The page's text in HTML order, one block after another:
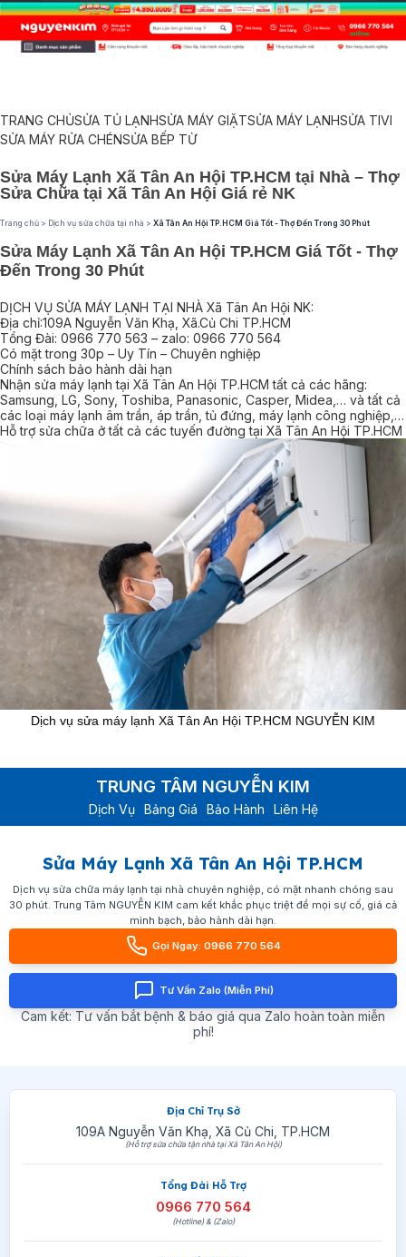
TRANG CHỦSỬA TỦ LẠNHSỬA MÁY GIẶTSỬA MÁY LẠNHSỬA TIVI
SỬA MÁY RỬA CHÉNSỬA BẾP TỪ
Sửa Máy Lạnh Xã Tân An Hội TP.HCM tại Nhà – Thợ
Sửa Chữa tại Xã Tân An Hội Giá rẻ NK
Trang chủ > Dịch vụ sửa chữa tại nhà > Xã Tân An Hội TP.HCM Giá Tốt - Thợ Đến Trong 30 Phút
Sửa Máy Lạnh Xã Tân An Hội TP.HCM Giá Tốt - Thợ
Đến Trong 30 Phút
DỊCH VỤ SỬA MÁY LẠNH TẠI NHÀ Xã Tân An Hội NK:
Địa chỉ:109A Nguyễn Văn Khạ, Xã.Củ Chi TP.HCM
Tổng Đài: 0966 770 563 – zalo: 0966 770 564
Có mặt trong 30p – Uy Tín – Chuyên nghiệp
Chính sách bảo hành dài hạn
Nhận sửa máy lạnh tại Xã Tân An Hội TP.HCM tất cả các hãng:
Samsung, LG, Sony, Toshiba, Panasonic, Casper, Midea,… và tất cả
các loại máy lạnh âm trần, áp trần, tủ đứng, máy lạnh công nghiệp,…
Hỗ trợ sửa chữa ở tất cả các tuyến đường tại Xã Tân An Hội TP.HCM
Dịch vụ sửa máy lạnh Xã Tân An Hội TP.HCM NGUYỄN KIM
TRUNG TÂM NGUYỄN KIM
Dịch Vụ Bảng Giá Bảo Hành Liên Hệ
Sửa Máy Lạnh Xã Tân An Hội TP.HCM
Dịch vụ sửa chữa máy lạnh tại nhà chuyên nghiệp, có mặt nhanh chóng sau
30 phút. Trung Tâm NGUYỄN KIM cam kết khắc phục triệt để mọi sự cố, giá cả
minh bạch, bảo hành dài hạn.
Gọi Ngay: 0966 770 564
Tư Vấn Zalo (Miễn Phí)
Cam kết: Tư vấn bắt bệnh & báo giá qua Zalo hoàn toàn miễn
phí!
Địa Chỉ Trụ Sở
109A Nguyễn Văn Khạ, Xã Củ Chi, TP.HCM
(Hỗ trợ sửa chữa tận nhà tại Xã Tân An Hội)
Tổng Đài Hỗ Trợ
0966 770 564
(Hotline) & (Zalo)